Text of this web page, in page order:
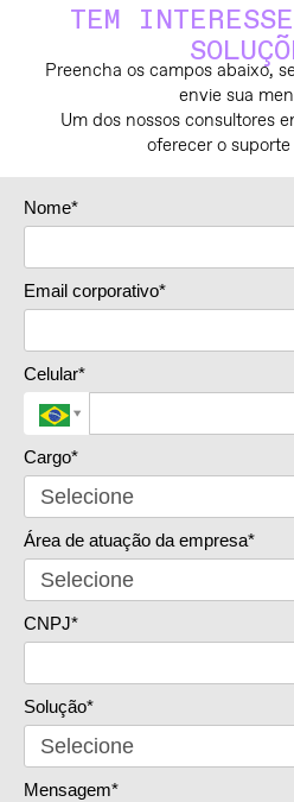
TEM
Preencha os campos abaixo,
envie sua
Um dos nossos consultores
oferecer o
Nome*
Email corporativo*
Celular*
Cargo*
Área de atuação da empresa*
CNPJ*
Solução*
Mensagem*